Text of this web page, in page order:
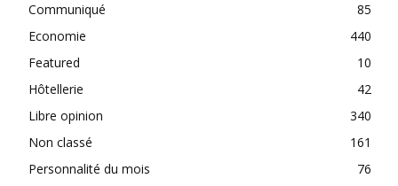
Communiqué
85
Economie
440
Featured
10
Hôtellerie
42
Libre opinion
340
Non classé
161
Personnalité du mois
76